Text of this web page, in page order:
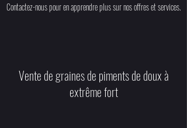
Contactez-nous pour en apprendre plus sur nos offres et services.
Vente de graines de piments de doux à
extrême fort